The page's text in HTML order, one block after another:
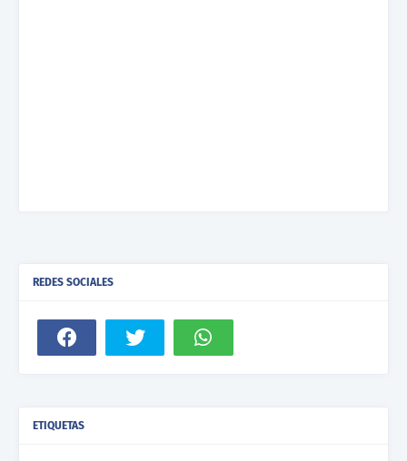
REDES SOCIALES
ETIQUETAS